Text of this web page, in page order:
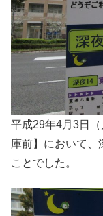
平成29年4月3日
庫前】において、
ことでした。